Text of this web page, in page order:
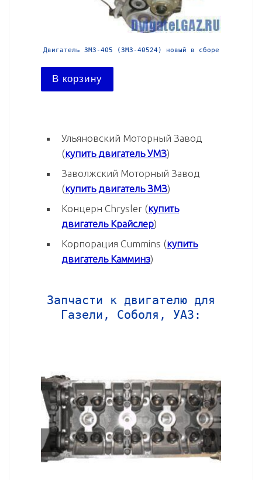
Двигатель ЗМЗ-405 (ЗМЗ-40524) новый в сборе
В корзину
Ульяновский Моторный Завод
(купить двигатель УМЗ)
Заволжский Моторный Завод
(купить двигатель ЗМЗ)
Концерн Chrysler (купить
двигатель Крайслер)
Корпорация Cummins (купить
двигатель Камминз)
Запчасти к двигателю для
Газели, Соболя, УАЗ: